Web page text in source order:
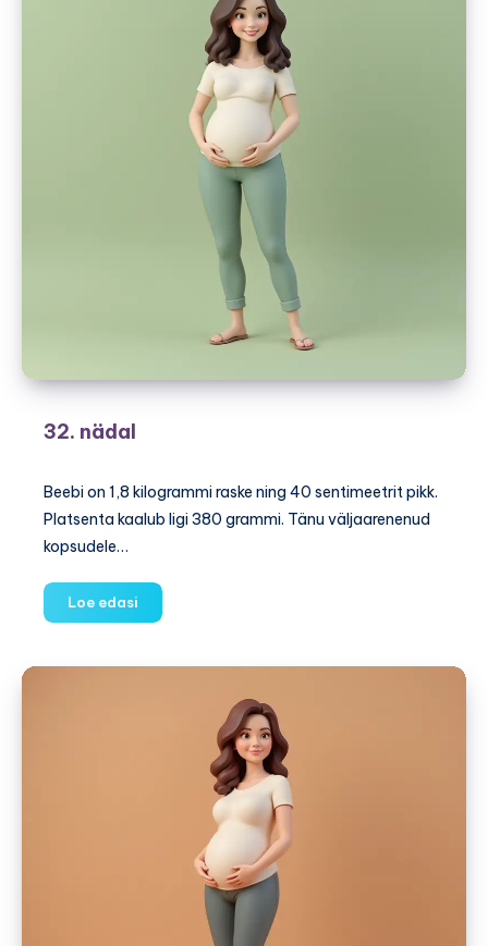
32. nädal
Beebi on 1,8 kilogrammi raske ning 40 sentimeetrit pikk.
Platsenta kaalub ligi 380 grammi. Tänu väljaarenenud
kopsudele…
Loe edasi
nädal